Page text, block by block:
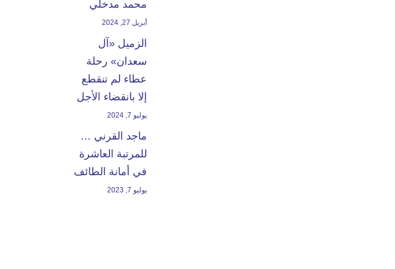
محمد مدخلي
أبريل 27, 2024
الزميل «آل
سعدان» رحلة
عطاء لم تنقطع
إلا بانقضاء الأجل
يوليو 7, 2024
ماجد القرني …
للمرتبة العاشرة
في أمانة الطائف
يوليو 7, 2023